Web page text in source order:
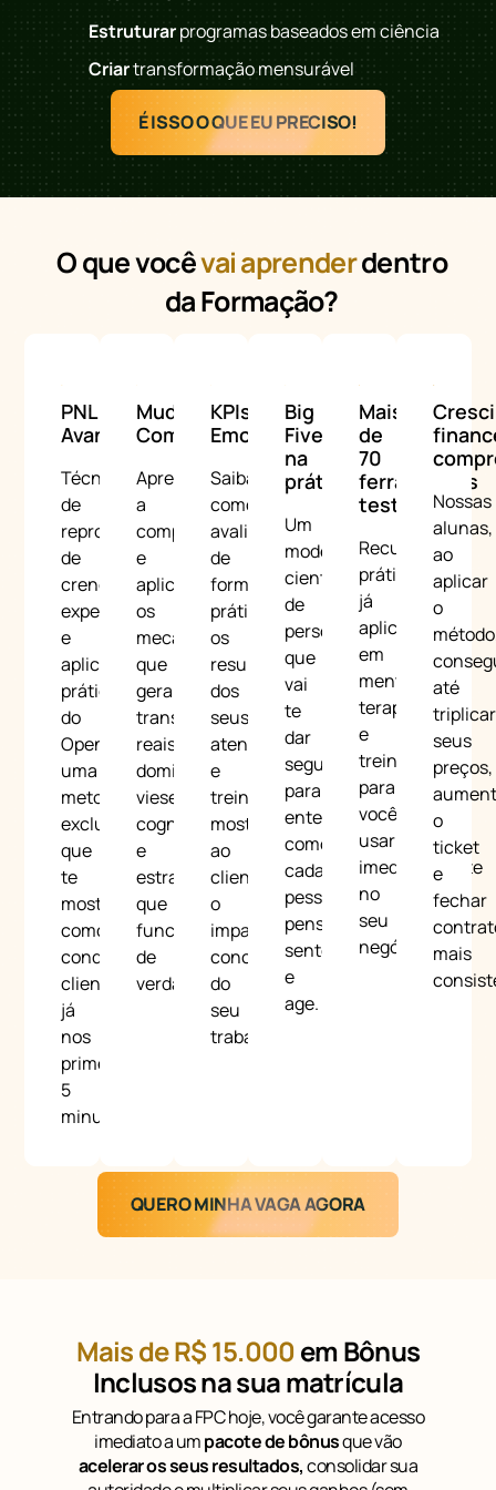
Estruturarprogramas baseados em ciência
Criartransformação mensurável
É ISSO O QUE EU PRECISO!
O que vocêvai aprenderdentro
da Formação?
PNL
Avançada
Técnicas
de
reprogramação
de
crenças,
experiências
e
aplicação
prática
do
OpenMind,
uma
metodologia
exclusiva
que
te
mostra
como
conquistar
clientes
já
nos
primeiros
5
minutos.
Mudanças
Comportamentais
Aprenda
a
compreender
e
aplicar
os
mecanismos
que
geram
transformações
reais,
dominando
vieses
cognitivos
e
estratégias
que
funcionam
de
verdade.
KPIs
Emocionais
Saiba
como
avaliar
de
forma
prática
os
resultados
dos
seus
atendimentos
e
treinamentos,
mostrando
ao
cliente
o
impacto
concreto
do
seu
trabalho.
Big
Five
na
prática
Um
modelo
científico
de
personalidade
que
vai
te
dar
segurança
para
entender
como
cada
pessoa
pensa,
sente
e
age.
Mais
de
70
ferramentas
testadas
Recursos
práticos,
já
aplicados
em
mentorias,
terapias
e
treinamentos,
para
você
usar
imediatamente
no
seu
negócio
Nossas
alunas,
ao
aplicar
o
até
triplicar
seus
preços,
o
ticket
e
fechar
mais
QUERO MINHA VAGA AGORA
Mais de R$ 15.000em Bônus
Inclusos na sua matrícula
Entrando para a FPC hoje, você garante acesso
imediato a umpacote de bônusque vão
acelerar os seus resultados,consolidar sua